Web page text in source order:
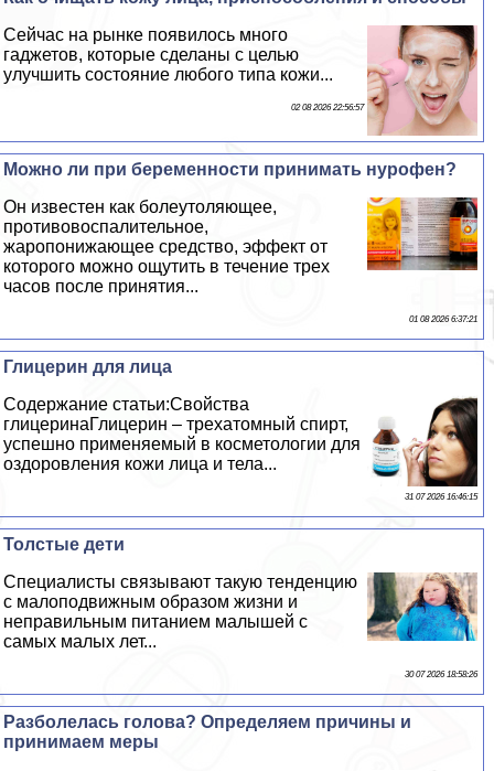
Сейчас на рынке появилось много
гаджетов, которые сделаны с целью
улучшить состояние любого типа кожи...
02 08 2026 22:56:57
Можно ли при беременности принимать нурофен?
Он известен как болеутоляющее,
противовоспалительное,
жаропонижающее средство, эффект от
которого можно ощутить в течение трех
часов после принятия...
01 08 2026 6:37:21
Глицерин для лица
Содержание статьи:Свойства
глицеринаГлицерин – трехатомный спирт,
успешно применяемый в косметологии для
оздоровления кожи лица и тела...
31 07 2026 16:46:15
Толстые дети
Специалисты связывают такую тенденцию
с малоподвижным образом жизни и
неправильным питанием малышей с
самых малых лет...
30 07 2026 18:58:26
Разболелась голова? Определяем причины и
принимаем меры